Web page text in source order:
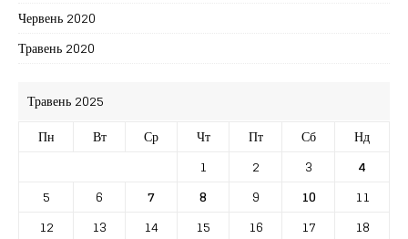
Червень 2020
Травень 2020
Травень 2025
Пн
Вт Ср Чт Пт Сб
Нд
1
2 3
4
5
6 7 8 9 10
11
12
13 14 15 16 17
18